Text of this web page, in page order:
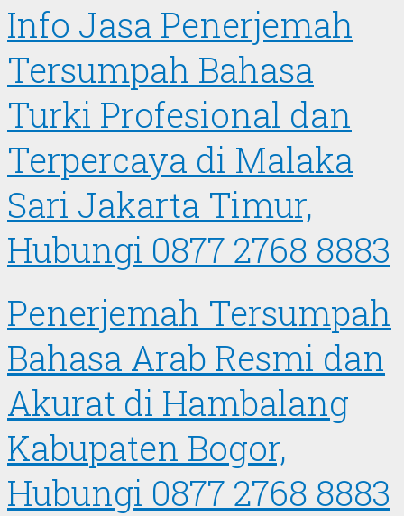
Info Jasa Penerjemah
Tersumpah Bahasa
Turki Profesional dan
Terpercaya di Malaka
Sari Jakarta Timur,
Hubungi 0877 2768 8883
Penerjemah Tersumpah
Bahasa Arab Resmi dan
Akurat di Hambalang
Kabupaten Bogor,
Hubungi 0877 2768 8883